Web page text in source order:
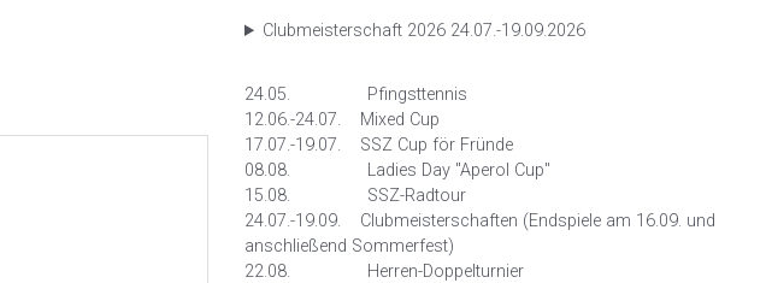
Clubmeisterschaft 2026 24.07.-19.09.2026
24.05. Pfingsttennis
12.06.-24.07. Mixed Cup
17.07.-19.07. SSZ Cup för Fründe
08.08. Ladies Day "Aperol Cup"
15.08. SSZ-Radtour
24.07.-19.09. Clubmeisterschaften (Endspiele am 16.09. und
anschließend Sommerfest)
22.08. Herren-Doppelturnier